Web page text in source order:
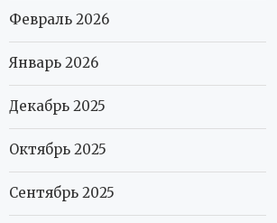
Февраль 2026
Январь 2026
Декабрь 2025
Октябрь 2025
Сентябрь 2025